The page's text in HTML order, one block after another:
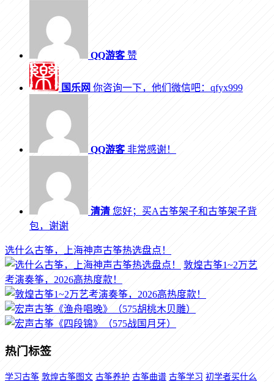
QQ游客赞
国乐网 你咨询一下，他们微信吧：qfyx999
QQ游客非常感谢！
清清 您好；买A古筝架子和古筝架子背
包，谢谢
选什么古筝，上海神声古筝热选盘点！
敦煌古筝1~2万艺
考演奏筝，2026高热度款！
热门标签
学习古筝 敦煌古筝图文 古筝养护 古筝曲谱 古筝学习 初学者买什么